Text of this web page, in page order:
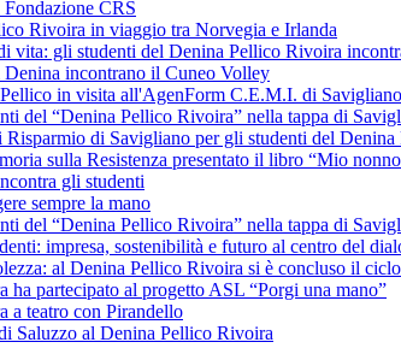
CRS
Rivoira in viaggio tra Norvegia e Irlanda
vita: gli studenti del Denina Pellico Rivoira
Denina incontrano il Cuneo Volley
in visita all'AgenForm C.E.M.I. di Savigliano
del “Denina Pellico Rivoira” nella tappa di
Risparmio di Savigliano per gli studenti del
sulla Resistenza presentato il libro “Mio
gli studenti
sempre la mano
del “Denina Pellico Rivoira” nella tappa di
impresa, sostenibilità e futuro al centro del
al Denina Pellico Rivoira si è concluso il
partecipato al progetto ASL “Porgi una mano”
a teatro con Pirandello
Saluzzo al Denina Pellico Rivoira